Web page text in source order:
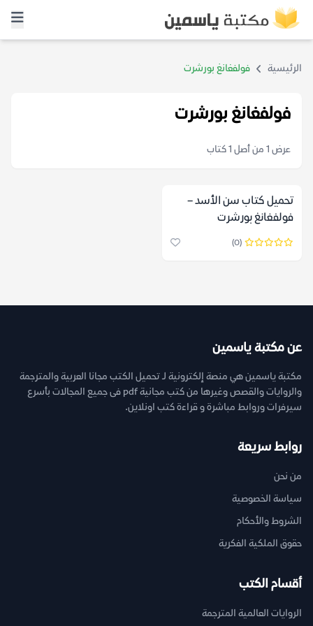
الرئيسية فولفغانغ بورشرت
فولفغانغ بورشرت
عرض 1 من أصل 1 كتاب
تحميل كتاب سن الأسد –
فولفغانغ بورشرت
(0)
عن مكتبة ياسمين
مكتبة ياسمين هي منصة إلكترونية لـ تحميل الكتب مجانا العربية والمترجمة
والروايات والقصص وغيرها من كتب مجانية pdf فى جميع المجالات بأسرع
سيرفرات وروابط مباشرة و قراءة كتب اونلاين.
روابط سريعة
من نحن
سياسة الخصوصية
الشروط والأحكام
حقوق الملكية الفكرية
أقسام الكتب
الروايات العالمية المترجمة